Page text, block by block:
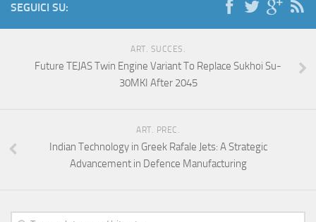
SEGUICI SU:
ART. SUCCES.
Future TEJAS Twin Engine Variant To Replace Sukhoi Su-
30MKI After 2045
ART. PREC.
Indian Technology in Greek Rafale Jets: A Strategic
Advancement in Defence Manufacturing